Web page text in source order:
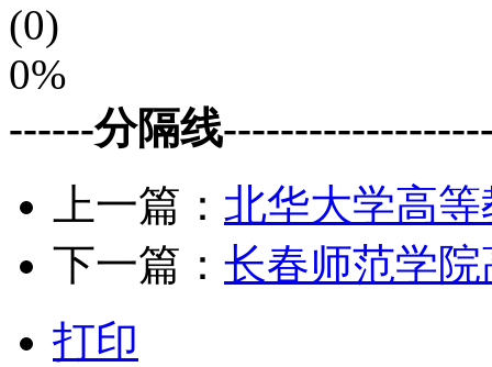
(0)
0%
------分隔线
上一篇： 北华大学高
下一篇： 长春师范学
打印